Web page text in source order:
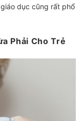
dục cũng rất phổ
Phải Cho Trẻ